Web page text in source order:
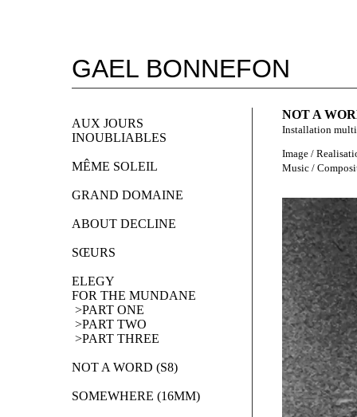
GAEL BONNEFON
AUX JOURS
INOUBLIABLES
MÊME SOLEIL
GRAND DOMAINE
ABOUT DECLINE
SŒURS
ELEGY
FOR THE MUNDANE
>PART ONE
>PART TWO
>PART THREE
NOT A WORD (S8)
SOMEWHERE (16MM)
NOT A
Installation
Image /
Music /